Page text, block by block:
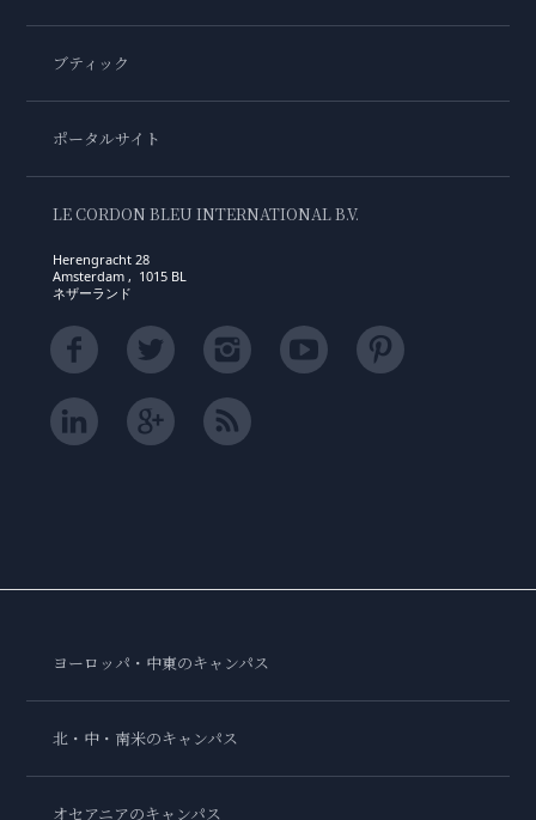
ブティック
ポータルサイト
LE CORDON BLEU INTERNATIONAL B.V.
Herengracht 28
Amsterdam , 1015 BL
ネザーランド
ヨーロッパ・中東のキャンパス
北・中・南米のキャンパス
オセアニアのキャンパス